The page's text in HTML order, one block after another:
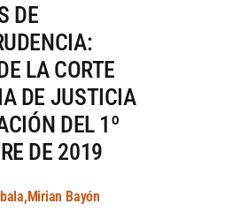
DE
LA CORTE
DE JUSTICIA
DEL 1º
DE 2019
Bayón